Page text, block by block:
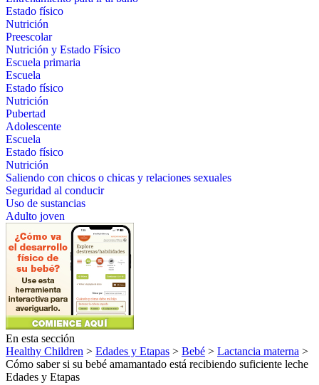
Estado físico
Nutrición
Preescolar
Nutrición y Estado Físico
Escuela primaria
Escuela
Estado físico
Nutrición
Pubertad
Adolescente
Escuela
Estado físico
Nutrición
Saliendo con chicos o chicas y relaciones sexuales
Seguridad al conducir
Uso de sustancias
Adulto joven
En esta sección
Healthy Children > Edades y Etapas > Bebé > Lactancia materna >
Cómo saber si su bebé amamantado está recibiendo suficiente leche
Edades y Etapas